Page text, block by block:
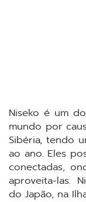
Niseko é um
mundo por
Sibéria, tendo
ao ano. Eles
conectadas,
aproveita-las.
do Japão, na